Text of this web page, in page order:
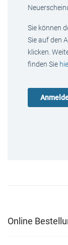
Sie können
Sie auf den
klicken.
finden Sie
Online